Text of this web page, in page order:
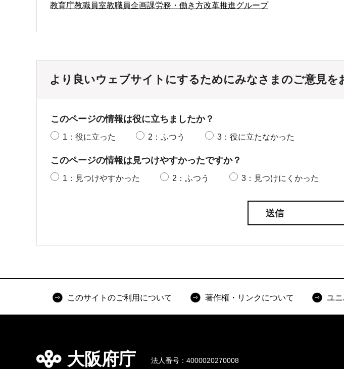
教育庁教職員室教職員企画課労務・働き方改革推進グループ
より良いウェブサイトにするためにみなさまのご意見を
このページの情報は役に立ちましたか？
1：役に立った 2：ふつう 3：役に立たなかった
このページの情報は見つけやすかったですか？
1：見つけやすかった 2：ふつう 3：見つけにくかった
このサイトのご利用について 著作権・リンクについて ユ
大阪府庁 法人番号：4000020270008